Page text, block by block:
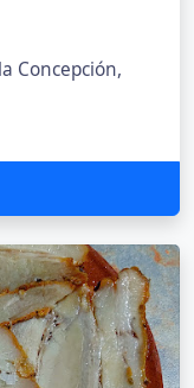
Concepción,